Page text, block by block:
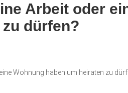
Arbeit oder
dürfen?
Wohnung haben um heiraten zu